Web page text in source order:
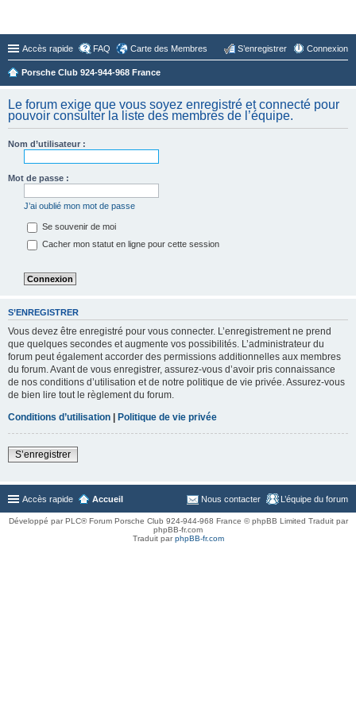
Accès rapide FAQ Carte des Membres Connexion
S’enregistrer
Porsche Club 924-944-968 France
Le forum exige que vous soyez enregistré et connecté pour
pouvoir consulter la liste des membres de l’équipe.
Nom d’utilisateur :
Mot de passe :
J’ai oublié mon mot de passe
Se souvenir de moi
Cacher mon statut en ligne pour cette session
S’ENREGISTRER
Vous devez être enregistré pour vous connecter. L’enregistrement ne prend
que quelques secondes et augmente vos possibilités. L’administrateur du
forum peut également accorder des permissions additionnelles aux membres
du forum. Avant de vous enregistrer, assurez-vous d’avoir pris connaissance
de nos conditions d’utilisation et de notre politique de vie privée. Assurez-vous
de bien lire tout le règlement du forum.
Conditions d’utilisation | Politique de vie privée
S’enregistrer
Accès rapide Accueil L’équipe du forum
Nous contacter
Développé par PLC® Forum Porsche Club 924-944-968 France © phpBB Limited Traduit par
phpBB-fr.com
Traduit parphpBB-fr.com